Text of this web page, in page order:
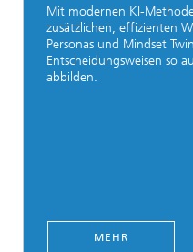
Mit modernen KI-
zusätzlichen, effizienten
Personas und Mindset
Entscheidungsweisen so
abbilden.
MEHR